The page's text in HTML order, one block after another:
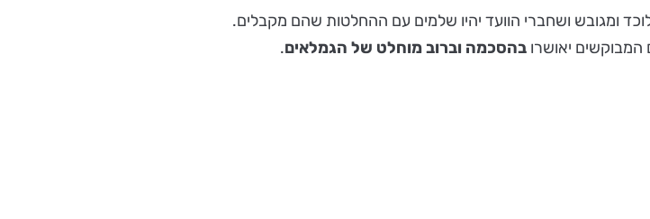
ומגובש ושחברי הוועד יהיו שלמים עם ההחלטות שהם מקבלים.
המבוקשים יאושרו בהסכמה וברוב מוחלט של הגמלאים.